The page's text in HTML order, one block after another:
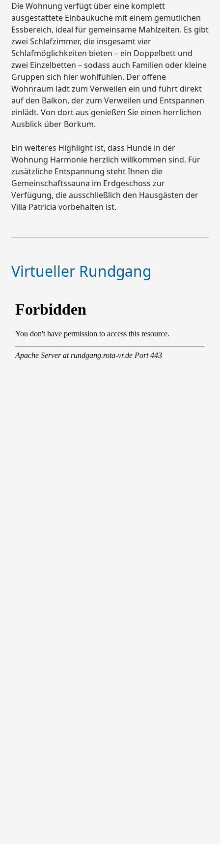
Die Wohnung verfügt über eine komplett
ausgestattete Einbauküche mit einem gemütlichen
Essbereich, ideal für gemeinsame Mahlzeiten. Es gibt
zwei Schlafzimmer, die insgesamt vier
Schlafmöglichkeiten bieten – ein Doppelbett und
zwei Einzelbetten – sodass auch Familien oder kleine
Gruppen sich hier wohlfühlen. Der offene
Wohnraum lädt zum Verweilen ein und führt direkt
auf den Balkon, der zum Verweilen und Entspannen
einlädt. Von dort aus genießen Sie einen herrlichen
Ausblick über Borkum.
Ein weiteres Highlight ist, dass Hunde in der
Wohnung Harmonie herzlich willkommen sind. Für
zusätzliche Entspannung steht Ihnen die
Gemeinschaftssauna im Erdgeschoss zur
Verfügung, die ausschließlich den Hausgästen der
Villa Patricia vorbehalten ist.
Virtueller Rundgang